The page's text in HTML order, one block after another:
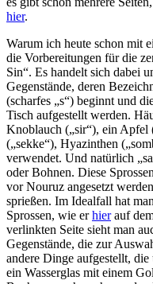
hier.
Warum ich heute schon mit
die Vorbereitungen für die
Sin“. Es handelt sich dabei
Gegenstände, deren
(scharfes „s“) beginnt und
Tisch aufgestellt werden.
Knoblauch („sir“), ein Apfel
(„sekke“), Hyazinthen
verwendet. Und natürlich
oder Bohnen. Diese
vor Nouruz angesetzt
sprießen. Im Idealfall hat
Sprossen, wie erhierauf
verlinkten Seite sieht man
Gegenstände, die zur
andere Dinge aufgestellt,
ein Wasserglas mit einem